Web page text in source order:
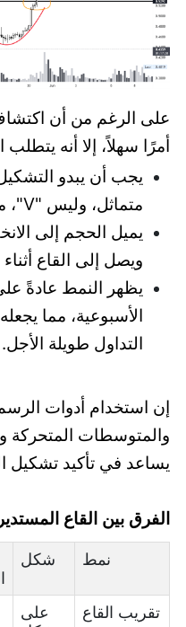
على الرغم من أن
أمرًا سهلاً، إلا أنه يتطلب
متماثل، وليس "V"، مما يشير إلى انعكاس حاد.
يميل الحجم إلى
ويصل إلى القاع أثناء
يظهر النمط عادةً على
الأسبوعية، مما
التداول طويلة الأجل.
إن استخدام أدوات
والمتوسطات
يساعد في تأكيد تشكيل
الفرق بين القاع
نمط شكل
تقريب القاع
على